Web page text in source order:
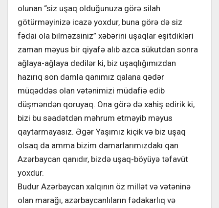
olunan “siz uşaq olduğunuza görə silah
götürməyinizə icazə yoxdur, buna görə də siz
fədai ola bilməzsiniz” xəbərini uşaqlar eşitdikləri
zaman məyus bir qiyafə alıb azca sükutdan sonra
ağlaya-ağlaya dedilər ki, biz uşaqlığımızdan
hazırıq son damla qanımız qalana qədər
müqəddəs olan vətənimizi müdafiə edib
düşməndən qoruyaq. Ona görə də xahiş edirik ki,
bizi bu səadətdən məhrum etməyib məyus
qaytarmayasız. Əgər Yaşımız kiçik və biz uşaq
olsaq da amma bizim damarlarımızdakı qan
Azərbaycan qanıdır, bizdə uşaq-böyüyə təfavüt
yoxdur.
Budur Azərbaycan xalqının öz millət və vətəninə
olan marağı, azərbaycanlıların fədakarlıq və